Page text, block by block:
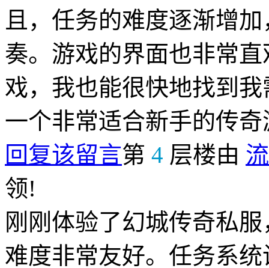
且，任务的难度逐渐增
奏。游戏的界面也非常
戏，我也能很快地找到
一个非常适合新手的传奇
回复该留言第 4 层楼由
领!
刚刚体验了幻城传奇私
难度非常友好。任务系